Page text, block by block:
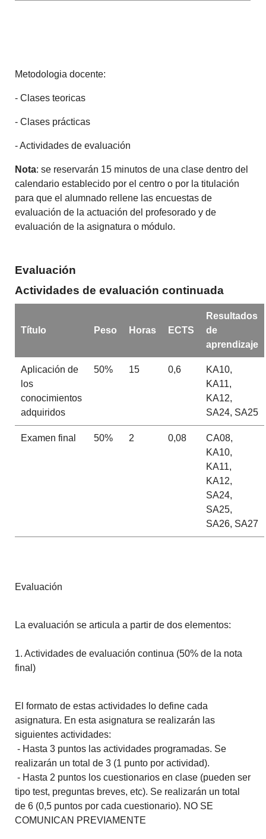
Metodologia docente:
- Clases teoricas
- Clases prácticas
- Actividades de evaluación
Nota: se reservarán 15 minutos de una clase dentro del
calendario establecido por el centro o por la titulación
para que el alumnado rellene las encuestas de
evaluación de la actuación del profesorado y de
evaluación de la asignatura o módulo.
Evaluación
Actividades de evaluación continuada
Título Peso Horas ECTS
Resultados
de
aprendizaje
Aplicación de
los
conocimientos
adquiridos
50% 15 0,6
KA10,
KA11,
KA12,
SA24, SA25
Examen final 50% 2 0,08
CA08,
KA10,
KA11,
KA12,
SA24,
SA25,
SA26, SA27
Evaluación
La evaluación se articula a partir de dos elementos:
1. Actividades de evaluación continua (50% de la nota
final)
El formato de estas actividades lo define cada
asignatura. En esta asignatura se realizarán las
siguientes actividades:
- Hasta 3 puntos las actividades programadas. Se
realizarán un total de 3 (1 punto por actividad).
- Hasta 2 puntos los cuestionarios en clase (pueden ser
tipo test, preguntas breves, etc). Se realizarán un total
de 6 (0,5 puntos por cada cuestionario). NO SE
COMUNICAN PREVIAMENTE